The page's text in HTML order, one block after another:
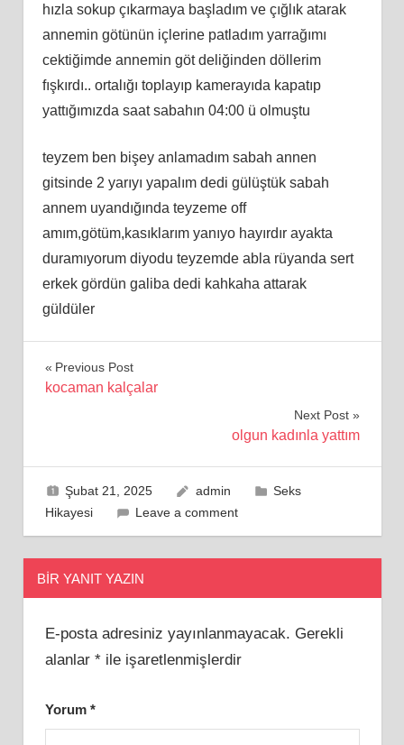
hızla sokup çıkarmaya başladım ve çığlık atarak
annemin götünün içlerine patladım yarrağımı
cektiğimde annemin göt deliğinden döllerim
fışkırdı.. ortalığı toplayıp kamerayıda kapatıp
yattığımızda saat sabahın 04:00 ü olmuştu
teyzem ben bişey anlamadım sabah annen
gitsinde 2 yarıyı yapalım dedi gülüştük sabah
annem uyandığında teyzeme off
amım,götüm,kasıklarım yanıyo hayırdır ayakta
duramıyorum diyodu teyzemde abla rüyanda sert
erkek gördün galiba dedi kahkaha attarak
güldüler
Yazı
Previous Post
kocaman kalçalar
Next Post
olgun kadınla yattım
Şubat 21, 2025 admin
Seks
Hikayesi
Leave a comment
BIR YANIT YAZIN
E-posta adresiniz yayınlanmayacak. Gerekli
alanlar *ile işaretlenmişlerdir
Yorum *